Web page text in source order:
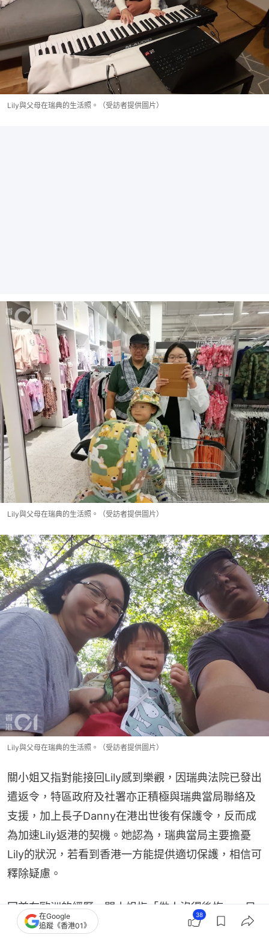
Lily與父母在瑞典的生活照。（受訪者提供圖片）
Lily與父母在瑞典的生活照。（受訪者提供圖片）
Lily與父母在瑞典的生活照。（受訪者提供圖片）
關小姐又指對能接回Lily感到樂觀，因瑞典法院已發出
遣返令，特區政府及社署亦正積極與瑞典當局聯絡及
支援，加上長子Danny在港出世後有保護令，反而成
為加速Lily返港的契機。她認為，瑞典當局主要擔憂
Lily的狀況，若看到香港一方能提供適切保護，相信可
釋除疑慮。
回首在歐洲的經歷，關小姐指「做人沒得後悔」，只
能從中學習，又指自己是在「踩緊雷 」，日後會學習
在Google
追蹤《香港01》
38